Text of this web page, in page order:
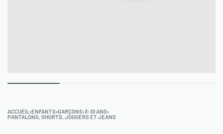
ACCUEIL ›ENFANTS›GARÇONS›3-10 ANS›
PANTALONS, SHORTS, JOGGERS ET JEANS